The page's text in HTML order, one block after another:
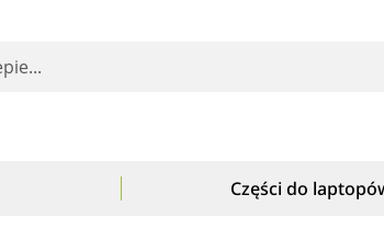
Części do